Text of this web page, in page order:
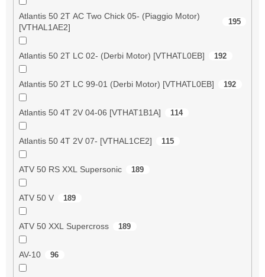
Atlantis 50 2T AC Two Chick 05- (Piaggio Motor)
[VTHAL1AE2]
195
Atlantis 50 2T LC 02- (Derbi Motor) [VTHATL0EB] 192
Atlantis 50 2T LC 99-01 (Derbi Motor) [VTHATL0EB] 192
Atlantis 50 4T 2V 04-06 [VTHAT1B1A] 114
Atlantis 50 4T 2V 07- [VTHAL1CE2] 115
ATV 50 RS XXL Supersonic 189
ATV 50 V 189
ATV 50 XXL Supercross 189
AV-10 96